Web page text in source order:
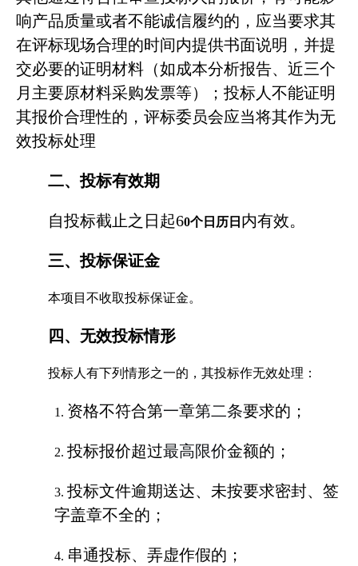
响产品质量或者不能诚信履约的，应当要求其
在评标现场合理的时间内提供书面说明，并提
交必要的证明材料（如成本分析报告、近三个
月主要原材料采购发票等）；投标人不能证明
其报价合理性的，评标委员会应当将其作为无
效投标处理
二、投标有效期
自投标截止之日起60个日历日 内有效。
三、投标保证金
本项目不收取投标保证金。
四、无效投标情形
投标人有下列情形之一的，其投标作无效处理：
1. 资格不符合第一章第二条要求的；
2. 投标报价超过最高限价金额的；
3. 投标文件逾期送达、未按要求密封、签
字盖章不全的；
4. 串通投标、弄虚作假的；